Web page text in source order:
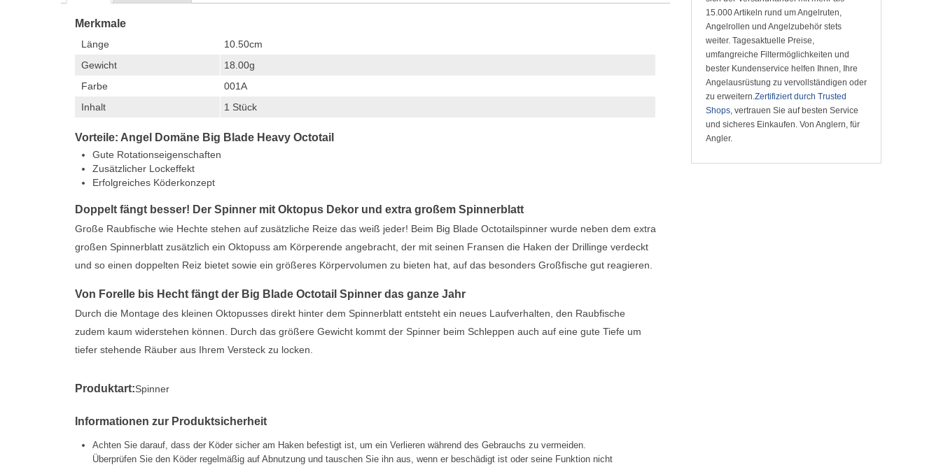
Merkmale
Länge
10.50cm
Gewicht
18.00g
Farbe
001A
Inhalt
1 Stück
Vorteile: Angel Domäne Big Blade Heavy Octotail
Gute Rotationseigenschaften
Zusätzlicher Lockeffekt
Erfolgreiches Köderkonzept
Doppelt fängt besser! Der Spinner mit Oktopus Dekor und extra großem Spinnerblatt
Große Raubfische wie Hechte stehen auf zusätzliche Reize das weiß jeder! Beim Big Blade Octotailspinner wurde neben dem extra
großen Spinnerblatt zusätzlich ein Oktopuss am Körperende angebracht, der mit seinen Fransen die Haken der Drillinge verdeckt
und so einen doppelten Reiz bietet sowie ein größeres Körpervolumen zu bieten hat, auf das besonders Großfische gut reagieren.
Von Forelle bis Hecht fängt der Big Blade Octotail Spinner das ganze Jahr
Durch die Montage des kleinen Oktopusses direkt hinter dem Spinnerblatt entsteht ein neues Laufverhalten, den Raubfische
zudem kaum widerstehen können. Durch das größere Gewicht kommt der Spinner beim Schleppen auch auf eine gute Tiefe um
tiefer stehende Räuber aus Ihrem Versteck zu locken.
Produktart:Spinner
Informationen zur Produktsicherheit
Achten Sie darauf, dass der Köder sicher am Haken befestigt ist, um ein Verlieren während des Gebrauchs zu vermeiden.
Überprüfen Sie den Köder regelmäßig auf Abnutzung und tauschen Sie ihn aus, wenn er beschädigt ist oder seine Funktion nicht
15.000 Artikeln rund um Angelruten,
Angelrollen und Angelzubehör stets
weiter. Tagesaktuelle Preise,
umfangreiche Filtermöglichkeiten und
bester Kundenservice helfen Ihnen, Ihre
Angelausrüstung zu vervollständigen oder
zu erweitern. Zertifiziert durch Trusted
Shops , vertrauen Sie auf besten Service
und sicheres Einkaufen. Von Anglern, für
Angler.